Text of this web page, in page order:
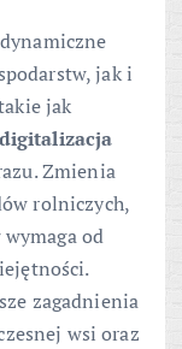
jak i
jak
digitalizacja
Zmienia
rolniczych,
od
zagadnienia
wsi oraz